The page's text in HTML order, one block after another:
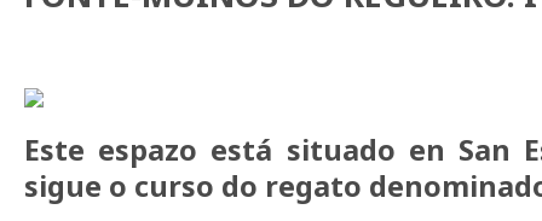
Este espazo está situado en San
sigue o curso do regato